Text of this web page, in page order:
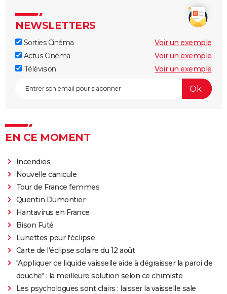
Saw
Massacre à la tronçonneuse
Ça, 1ère partie
[Rec]
Evil Dead 2
Halloween, la nuit des masques
Shining
Le Projet Blair Witch
Suspiria
Firestarter (2022)
NEWSLETTERS
Sorties Cinéma
Voir un exemple
Actus Cinéma
Voir un exemple
Télévision
Voir un exemple
EN CE MOMENT
Incendies
Nouvelle canicule
Tour de France femmes
Quentin Dumontier
Hantavirus en France
Bison Futé
Lunettes pour l'éclipse
Carte de l'éclipse solaire du 12 août
"Appliquer ce liquide vaisselle aide à dégraisser la paroi de
douche" : la meilleure solution selon ce chimiste
Les psychologues sont clairs : laisser la vaisselle sale